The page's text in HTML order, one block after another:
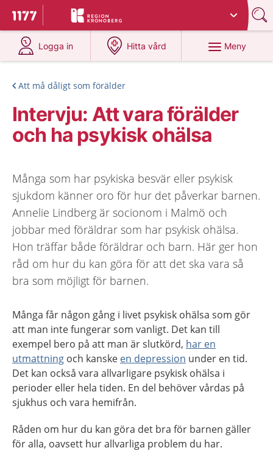
Till startsidan för 1177
Du har valt region
Logga in
på 1177.se
Hitta vård
på 1177.se
Meny
Att må dåligt som förälder
Intervju: Att vara förälder
och ha psykisk ohälsa
Många som har psykiska besvär eller psykisk
sjukdom känner oro för hur det påverkar barnen.
Annelie Lindberg är socionom i Malmö och
jobbar med föräldrar som har psykisk ohälsa.
Hon träffar både föräldrar och barn. Här ger hon
råd om hur du kan göra för att det ska vara så
bra som möjligt för barnen.
Många får någon gång i livet psykisk ohälsa som gör
att man inte fungerar som vanligt. Det kan till
exempel bero på att man är slutkörd, har en
utmattning och kanske en depression under en tid.
Det kan också vara allvarligare psykisk ohälsa i
perioder eller hela tiden. En del behöver vårdas på
sjukhus och vara hemifrån.
Råden om hur du kan göra det bra för barnen gäller
för alla, oavsett hur allvarliga problem du har.